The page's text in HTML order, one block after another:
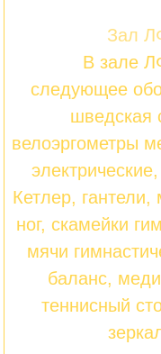
Зал
В зале
следующее
шведская
велоэргометры
Кетлер,
ног, скамейки
мячи
баланс,
теннисный